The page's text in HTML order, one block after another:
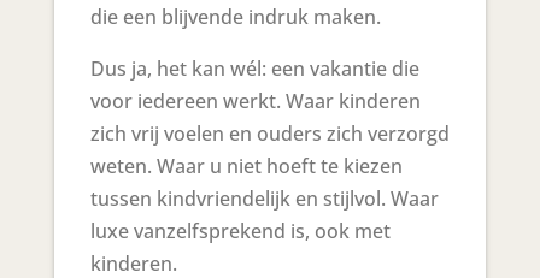
die een blijvende indruk maken.
Dus ja, het kan wél: een vakantie die
voor iedereen werkt. Waar kinderen
zich vrij voelen en ouders zich verzorgd
weten. Waar u niet hoeft te kiezen
tussen kindvriendelijk en stijlvol. Waar
luxe vanzelfsprekend is, ook met
kinderen.